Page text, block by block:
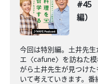
#45
編）
今回は特別編。土井先
エ〈cafune〉を訪ねた
がら土井先生が見つけ
いて考えていきます。番